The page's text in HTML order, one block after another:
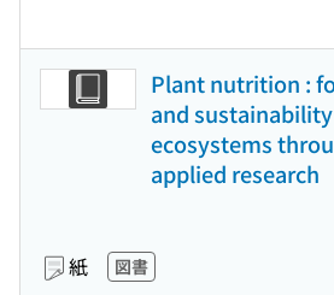
Plant nutrition :
and
ecosystems
applied research
紙 図書